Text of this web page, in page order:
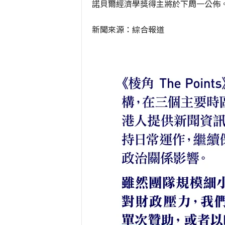
諾貝爾經濟學獎得主將於下周一公佈
新聞來源：綜合報道